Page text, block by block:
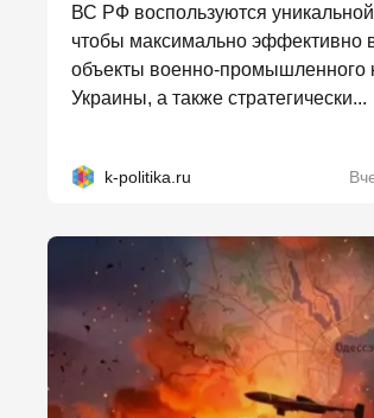
ВС РФ воспользуются
чтобы максимально эффективно
объекты военно-промышленного
Украины, а также стратегически...
k-politika.ru